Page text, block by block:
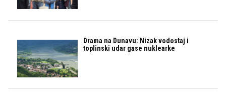
Drama na Dunavu: Nizak vodostaj i
toplinski udar gase nuklearke